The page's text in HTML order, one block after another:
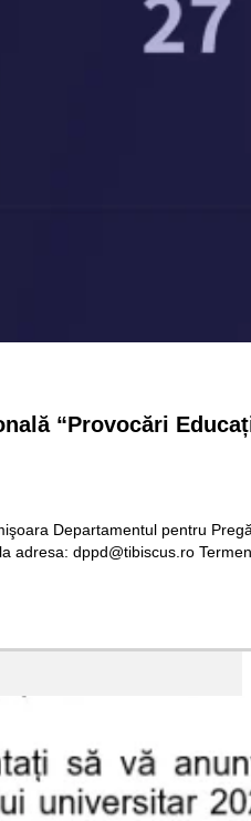
“Provocări
Departamentul pentru
adresa: or.sucsibit@dppd